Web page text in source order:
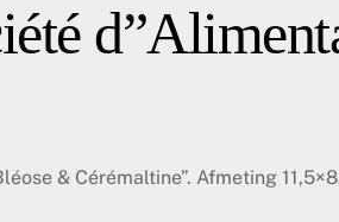
& Cérémaltine”. Afmeting